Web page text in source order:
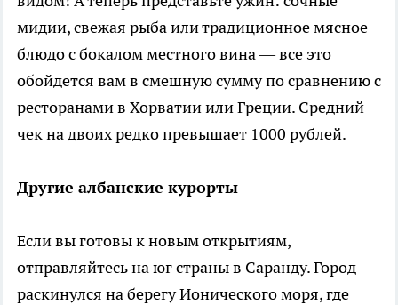
мидии, свежая рыба или традиционное мясное
блюдо с бокалом местного вина — все это
обойдется вам в смешную сумму по сравнению с
ресторанами в Хорватии или Греции. Средний
чек на двоих редко превышает 1000 рублей.
Другие албанские курорты
Если вы готовы к новым открытиям,
отправляйтесь на юг страны в Саранду. Город
раскинулся на берегу Ионического моря, где